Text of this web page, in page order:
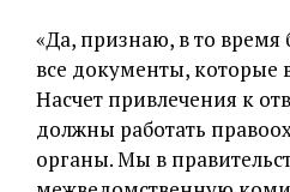
«Да, признаю, в то время
все документы, которые
Насчет привлечения к
должны работать
органы. Мы в